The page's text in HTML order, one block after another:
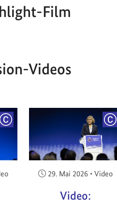
Film
Aktueller
00:00|Gesamtlaufzeit
00:00
Videos
COPYRIGHT
Veröffentlicht am:
29. Mai 2026 • Video
Video: